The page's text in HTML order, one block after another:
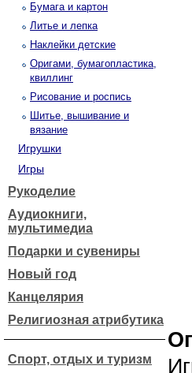
Бумага и картон
Литье и лепка
Наклейки детские
Оригами, бумагопластика,
квиллинг
Рисование и роспись
Шитье, вышивание и
вязание
Игрушки
Игры
Рукоделие
Аудиокниги,
мультимедиа
Подарки и сувениры
Новый год
Канцелярия
Религиозная атрибутика
Спорт, отдых и туризм